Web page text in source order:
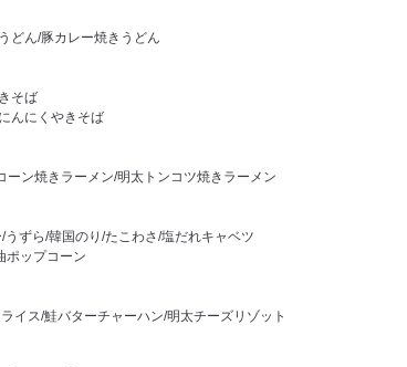
どん/豚カレー焼きうどん
そば
んにくやきそば
ーン焼きラーメン/明太トンコツ焼きラーメン
ずら/韓国のり/たこわさ/塩だれキャベツ
ポップコーン
イス/鮭バターチャーハン/明太チーズリゾット